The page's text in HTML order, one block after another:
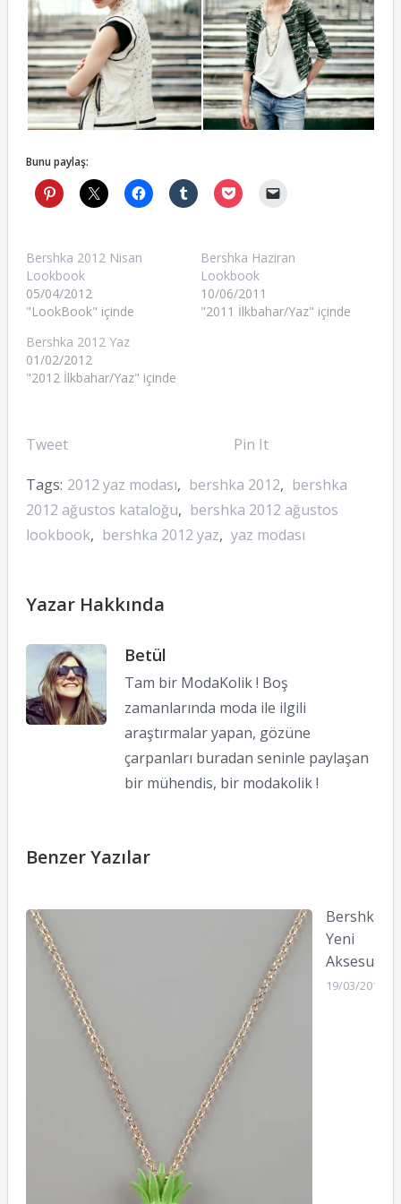
Bunu paylaş:
Bershka 2012 Nisan
Lookbook
05/04/2012
"LookBook" içinde
Bershka Haziran
Lookbook
10/06/2011
"2011 İlkbahar/Yaz" içinde
Bershka 2012 Yaz
01/02/2012
"2012 İlkbahar/Yaz" içinde
Tweet Pin It
Tags: 2012 yaz modası, bershka 2012, bershka
2012 ağustos kataloğu, bershka 2012 ağustos
lookbook, bershka 2012 yaz, yaz modası
Yazar Hakkında
Betül
Tam bir ModaKolik ! Boş
zamanlarında moda ile ilgili
araştırmalar yapan, gözüne
çarpanları buradan seninle paylaşan
bir mühendis, bir modakolik !
Benzer Yazılar
Bershka
Yeni
19/03/2012